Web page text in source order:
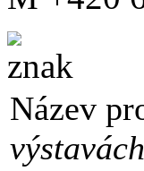
Název